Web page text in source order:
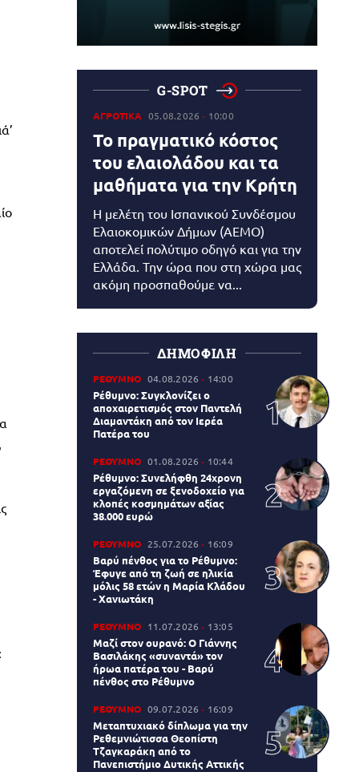
G-SPOT
ΑΓΡΟΤΙΚΑ 05.08.2026 10:00
Το πραγματικό κόστος
του ελαιολάδου και τα
μαθήματα για την Κρήτη
Η μελέτη του Ισπανικού Συνδέσμου
Ελαιοκομικών Δήμων (AEMO)
αποτελεί πολύτιμο οδηγό και για την
Ελλάδα. Την ώρα που στη χώρα μας
ακόμη προσπαθούμε να...
ΔΗΜΟΦΙΛΗ
ΡΕΘΥΜΝΟ 04.08.2026 14:00
Ρέθυμνο: Συγκλονίζει ο
αποχαιρετισμός στον Παντελή
Διαμαντάκη από τον Ιερέα
Πατέρα του
ΡΕΘΥΜΝΟ 01.08.2026 10:44
Ρέθυμνο: Συνελήφθη 24χρονη
εργαζόμενη σε ξενοδοχείο για
κλοπές κοσμημάτων αξίας
38.000 ευρώ
ΡΕΘΥΜΝΟ 25.07.2026 16:09
Βαρύ πένθος για το Ρέθυμνο:
Έφυγε από τη ζωή σε ηλικία
μόλις 58 ετών η Μαρία Κλάδου
- Χανιωτάκη
ΡΕΘΥΜΝΟ 11.07.2026 13:05
Μαζί στον ουρανό: Ο Γιάννης
Βασιλάκης «συναντά» τον
ήρωα πατέρα του - Βαρύ
πένθος στο Ρέθυμνο
ΡΕΘΥΜΝΟ 09.07.2026 16:09
Μεταπτυχιακό δίπλωμα για την
Ρεθεμνιώτισσα Θεοπίστη
Τζαγκαράκη από το
Πανεπιστήμιο Δυτικής Αττικής